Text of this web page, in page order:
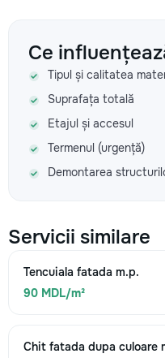
Ce
Tipul și calitatea
Suprafața totală
Etajul și accesul
Termenul (urgență)
Demontarea
Servicii similare
Tencuiala fatada m.p.
90 MDL/m²
Chit fatada dupa culoare